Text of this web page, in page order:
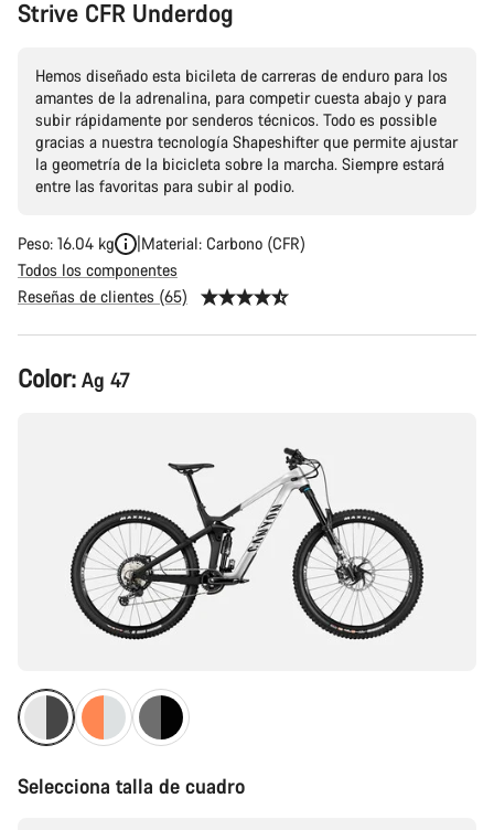
Strive CFR Underdog
Hemos diseñado esta bicileta de carreras de enduro para los
amantes de la adrenalina, para competir cuesta abajo y para
subir rápidamente por senderos técnicos. Todo es possible
gracias a nuestra tecnología Shapeshifter que permite ajustar
la geometría de la bicicleta sobre la marcha. Siempre estará
entre las favoritas para subir al podio.
Peso: 16.04 kg
Material: Carbono (CFR)
Todos los componentes
Reseñas de clientes (65)
Configuración
del
Color: Ag 47
Selecciona talla de cuadro